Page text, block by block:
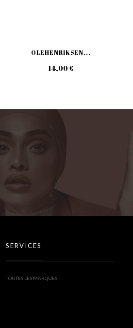
OLEHENRIKSEN...
14,00 €
SERVICES
TOUTES LES MARQUES